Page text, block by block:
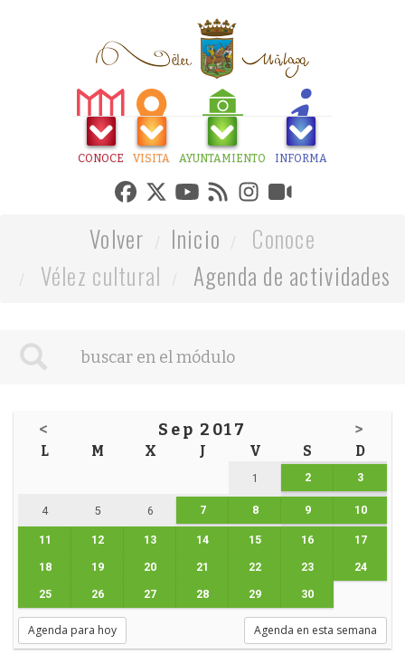
CONOCE VISITA AYUNTAMIENTO INFORMA
Volver Inicio
Conoce
Vélez cultural
Agenda de actividades
< Sep 2017 >
L M X J V S D
1 2 3
4 5 6 7 8 9 10
11 12 13 14 15 16 17
18 19 20 21 22 23 24
25 26 27 28 29 30
Agenda para hoy Agenda en esta semana